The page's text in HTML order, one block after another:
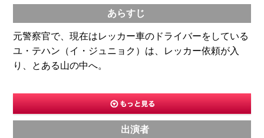
あらすじ
元警察官で、現在はレッカー車のドライバーをしている
ユ・テハン（イ・ジュニョク）は、レッカー依頼が入
り、とある山の中へ。
出演者